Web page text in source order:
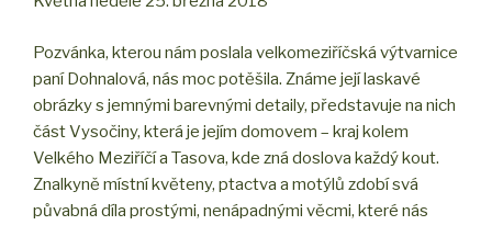
Pozvánka, kterou nám poslala velkomeziříčská výtvarnice
paní Dohnalová, nás moc potěšila. Známe její laskavé
obrázky s jemnými barevnými detaily, představuje na nich
část Vysočiny, která je jejím domovem – kraj kolem
Velkého Meziříčí a Tasova, kde zná doslova každý kout.
Znalkyně místní květeny, ptactva a motýlů zdobí svá
půvabná díla prostými, nenápadnými věcmi, které nás